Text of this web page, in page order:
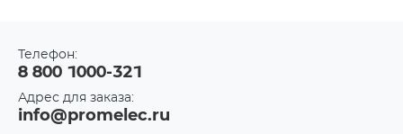
Телефон:
8 800 1000-321
Адрес для заказа:
info@promelec.ru